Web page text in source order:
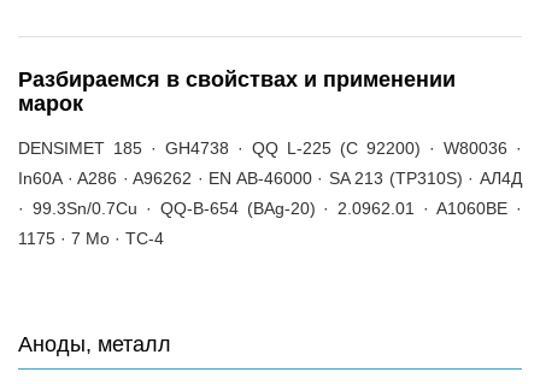
Аноды, металл
Разбираемся в свойствах и применении
марок
DENSIMET 185 · GH4738 · QQ L-225 (C 92200) · W80036 ·
In60A · A286 · A96262 · EN AB-46000 · SA 213 (TP310S) · АЛ4Д
· 99.3Sn/0.7Cu · QQ-B-654 (BAg-20) · 2.0962.01 · A1060BE ·
1175 · 7 Mo · TC-4